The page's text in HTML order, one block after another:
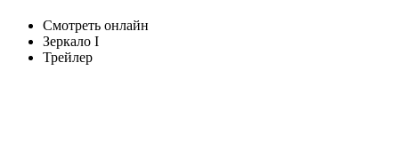
Смотреть онлайн
Зеркало I
Трейлер